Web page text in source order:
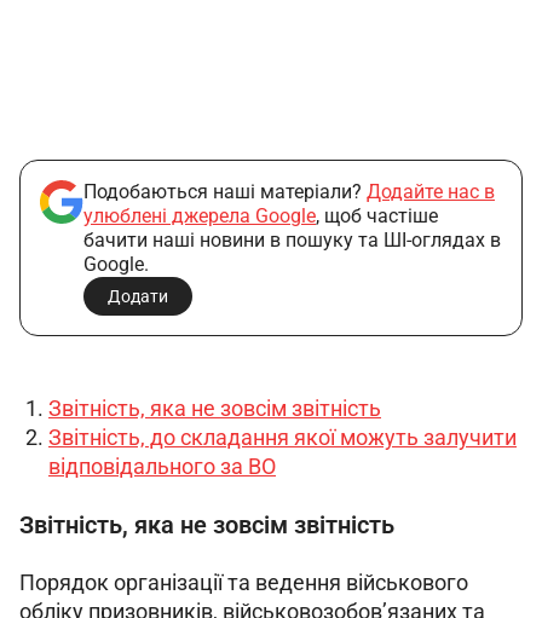
Подобаються наші матеріали? Додайте нас в
улюблені джерела Google, щоб частіше
бачити наші новини в пошуку та ШІ-оглядах в
Google.
Додати
Звітність, яка не зовсім звітність
Звітність, до складання якої можуть залучити
відповідального за ВО
Звітність, яка не зовсім звітність
Порядок організації та ведення військового
обліку призовників, військовозобов’язаних та